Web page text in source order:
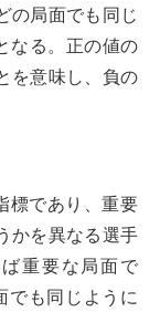
の局面でも同じ
なる。正の値の
を意味し、負の
標であり、重要
かを異なる選手
重要な局面で
でも同じように